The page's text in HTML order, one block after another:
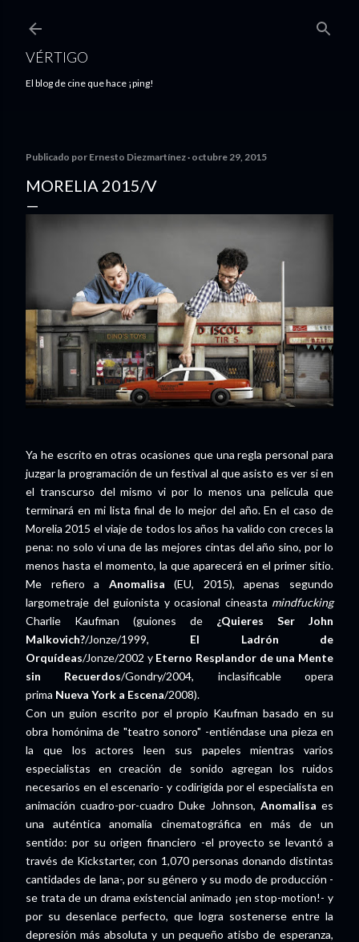
VÉRTIGO
El blog de cine que hace ¡ping!
Publicado por Ernesto Diezmartínez octubre 29, 2015
MORELIA 2015/V
Ya he escrito en otras ocasiones que una regla personal para
juzgar la programación de un festival al que asisto es ver si en
el transcurso del mismo vi por lo menos una película que
terminará en mi lista final de lo mejor del año. En el caso de
Morelia 2015 el viaje de todos los años ha valido con creces la
pena: no solo vi una de las mejores cintas del año sino, por lo
menos hasta el momento, la que aparecerá en el primer sitio.
Me refiero a Anomalisa (EU, 2015), apenas segundo
largometraje del guionista y ocasional cineasta mindfucking
Charlie Kaufman (guiones de ¿Quieres Ser John
Malkovich?/Jonze/1999, El Ladrón de
Orquídeas/Jonze/2002 y Eterno Resplandor de una Mente
sin Recuerdos/Gondry/2004, inclasificable opera
prima Nueva York a Escena/2008).
Con un guion escrito por el propio Kaufman basado en su
obra homónima de "teatro sonoro" -entiéndase una pieza en
la que los actores leen sus papeles mientras varios
especialistas en creación de sonido agregan los ruidos
necesarios en el escenario- y codirigida por el especialista en
animación cuadro-por-cuadro Duke Johnson, Anomalisa es
una auténtica anomalía cinematográfica en más de un
sentido: por su origen financiero -el proyecto se levantó a
través de Kickstarter, con 1,070 personas donando distintas
cantidades de lana-, por su género y su modo de producción -
se trata de un drama existencial animado ¡en stop-motion!- y
por su desenlace perfecto, que logra sostenerse entre la
depresión más absoluta y un pequeño atisbo de esperanza,